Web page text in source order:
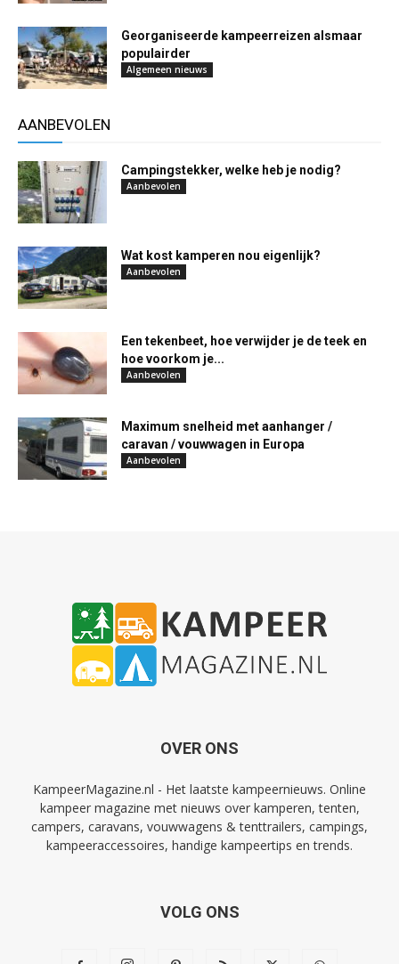
Georganiseerde kampeerreizen alsmaar
populairder
Algemeen nieuws
AANBEVOLEN
Campingstekker, welke heb je nodig?
Aanbevolen
Wat kost kamperen nou eigenlijk?
Aanbevolen
Een tekenbeet, hoe verwijder je de teek en
hoe voorkom je...
Aanbevolen
Maximum snelheid met aanhanger /
caravan / vouwwagen in Europa
Aanbevolen
OVER ONS
KampeerMagazine.nl - Het laatste kampeernieuws. Online
kampeer magazine met nieuws over kamperen, tenten,
campers, caravans, vouwwagens & tenttrailers, campings,
kampeeraccessoires, handige kampeertips en trends.
VOLG ONS